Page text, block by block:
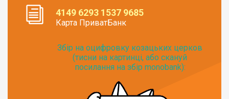
4149 6293 1537 9685
Карта ПриватБанк
Збір на оцифровку козацьких церков
(тисни на картинці, або скануй
посилання на збір monobank):